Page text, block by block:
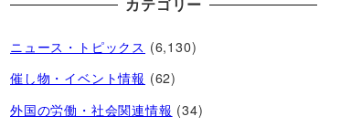
カテゴリー
ニュース・トピックス (6,130)
催し物・イベント情報 (62)
外国の労働・社会関連情報 (34)